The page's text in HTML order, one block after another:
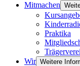
Mitmachen
Praktika
Wir Weitere